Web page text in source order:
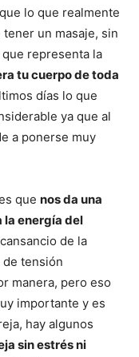
lo que realmente
un masaje, sin
representa la
tu cuerpo de toda
días lo que
ya que al
a ponerse muy
que nos da una
la energía del
de la
de tensión
manera, pero eso
importante y es
hay algunos
sin estrés ni